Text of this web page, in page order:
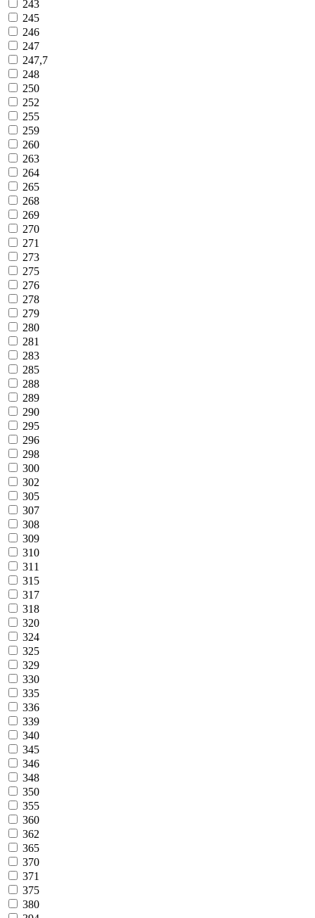
243
245
246
247
247,7
248
250
252
255
259
260
263
264
265
268
269
270
271
273
275
276
278
279
280
281
283
285
288
289
290
295
296
298
300
302
305
307
308
309
310
311
315
317
318
320
324
325
329
330
335
336
339
340
345
346
348
350
355
360
362
365
370
371
375
380